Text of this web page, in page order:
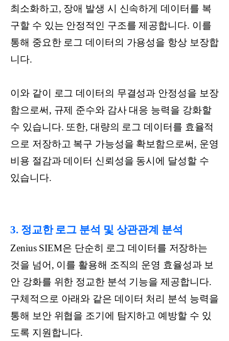
최소화하고, 장애 발생 시 신속하게 데이터를 복
구할 수 있는 안정적인 구조를 제공합니다. 이를
통해 중요한 로그 데이터의 가용성을 항상 보장합
니다.
이와 같이 로그 데이터의 무결성과 안정성을 보장
함으로써, 규제 준수와 감사 대응 능력을 강화할
수 있습니다. 또한, 대량의 로그 데이터를 효율적
으로 저장하고 복구 가능성을 확보함으로써, 운영
비용 절감과 데이터 신뢰성을 동시에 달성할 수
있습니다.
3. 정교한 로그 분석 및 상관관계 분석
Zenius SIEM은 단순히 로그 데이터를 저장하는
것을 넘어, 이를 활용해 조직의 운영 효율성과 보
안 강화를 위한 정교한 분석 기능을 제공합니다.
구체적으로 아래와 같은 데이터 처리 분석 능력을
통해 보안 위협을 조기에 탐지하고 예방할 수 있
도록 지원합니다.